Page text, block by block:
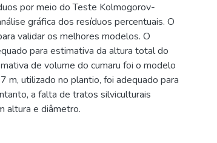
por meio do Teste Kolmogorov-
gráfica dos resíduos percentuais. O
validar os melhores modelos. O
para estimativa da altura total do
de volume do cumaru foi o modelo
m, utilizado no plantio, foi adequado para
a falta de tratos silviculturais
altura e diâmetro.